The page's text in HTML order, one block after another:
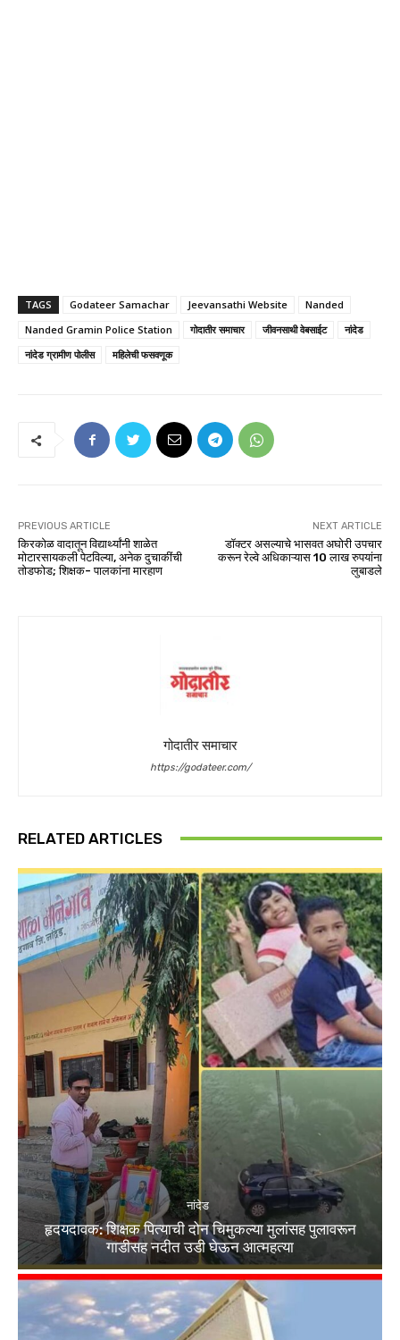
TAGS Godateer Samachar Jeevansathi Website
Nanded
Nanded Gramin Police Station
गोदातीर समाचार जीवनसाथी वेबसाईट
नांदेड
नांदेड ग्रामीण पोलीस
महिलेची फसवणूक
PREVIOUS ARTICLE
किरकोळ वादातून विद्यार्थ्यांनी शाळेत
मोटारसायकली पेटविल्या, अनेक दुचाकींची
तोडफोड; शिक्षक- पालकांना मारहाण
NEXT ARTICLE
डॉक्टर असल्याचे भासवत अघोरी उपचार
करून रेल्वे अधिकाऱ्यास 10 लाख रुपयांना
लुबाडले
गोदातीर समाचार
https://godateer.com/
RELATED ARTICLES
नांदेड
हृदयदावक: शिक्षक पित्याची दोन चिमुकल्या मुलांसह पुलावरून
गाडीसह नदीत उडी घेऊन आत्महत्या